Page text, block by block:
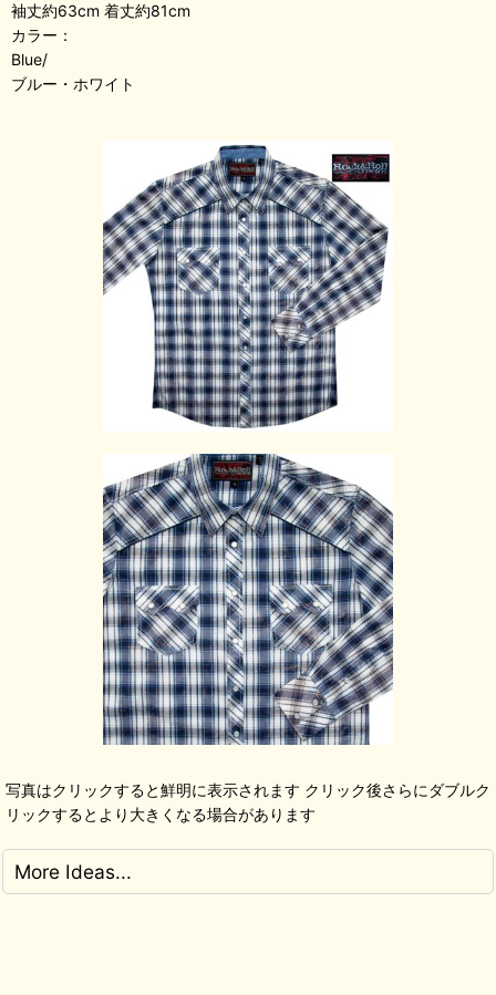
袖丈約63cm 着丈約81cm
カラー：
Blue/
ブルー・ホワイト
写真はクリックすると鮮明に表示されます クリック後さらにダブルク
リックするとより大きくなる場合があります
More Ideas...